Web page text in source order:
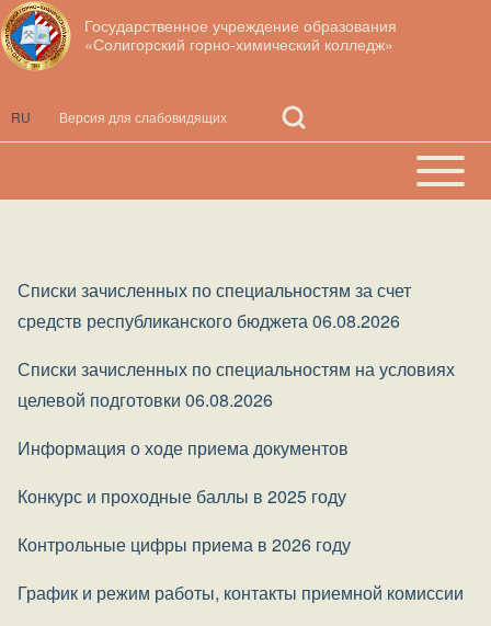
Перейти к основному содержанию
Поиск
Open
Search
Block
RU
Государственное учреждение образования
«Солигорский горно-химический колледж»
Open or
Close
Menu
Списки зачисленных по специальностям за счет
средств республиканского бюджета 06.08.2026
Списки зачисленных по специальностям на условиях
целевой подготовки 06.08.2026
Информация о ходе приема документов
Конкурс и проходные баллы в 2025 году
Контрольные цифры приема в 2026 году
График и режим работы, контакты приемной комиссии